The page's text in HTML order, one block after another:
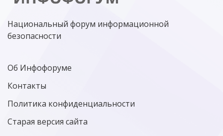
Национальный форум информационной
безопасности
Об Инфофоруме
Контакты
Политика конфиденциальности
Старая версия сайта